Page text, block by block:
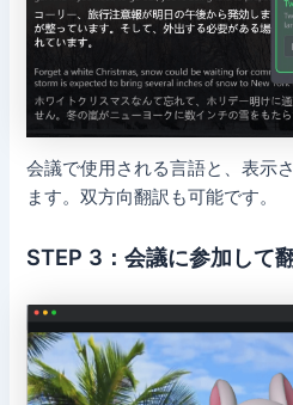
会議で使用される言語と、表示
ます。双方向翻訳も可能です。
STEP 3：会議に参加して